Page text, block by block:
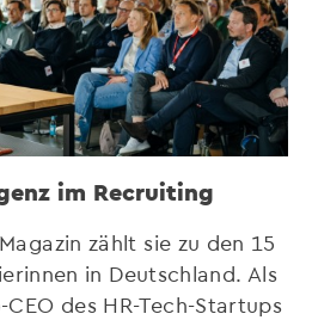
im Recruiting
zählt sie zu den 15
in Deutschland. Als
des HR-Tech-Startups